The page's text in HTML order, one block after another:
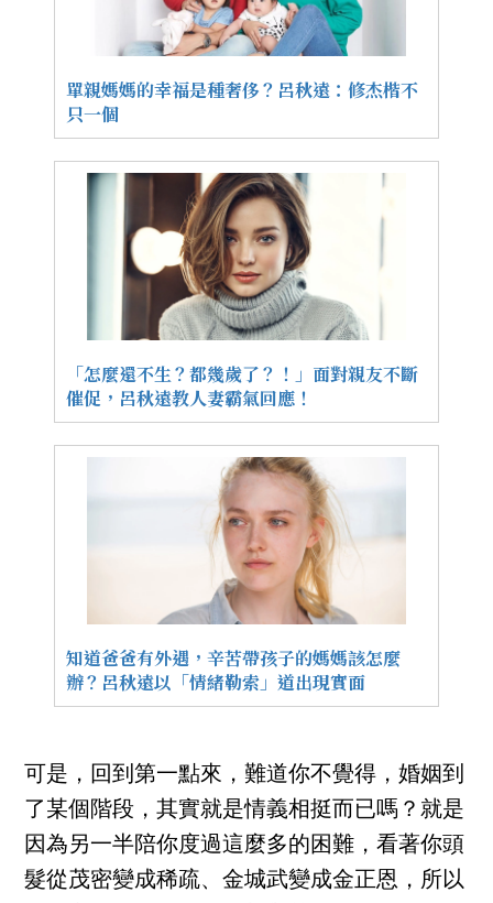
單親媽媽的幸福是種奢侈？呂秋遠：修杰楷不
只一個
「怎麼還不生？都幾歲了？！」面對親友不斷
催促，呂秋遠教人妻霸氣回應！
知道爸爸有外遇，辛苦帶孩子的媽媽該怎麼
辦？呂秋遠以「情緒勒索」道出現實面
可是，回到第一點來，難道你不覺得，婚姻到
了某個階段，其實就是情義相挺而已嗎？就是
因為另一半陪你度過這麼多的困難，看著你頭
髮從茂密變成稀疏、金城武變成金正恩，所以